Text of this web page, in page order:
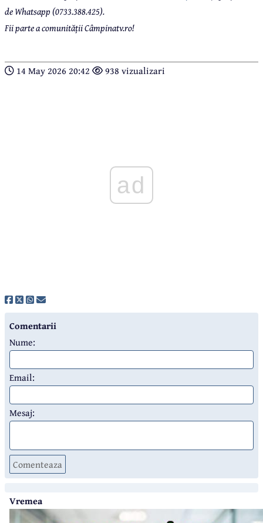
de Whatsapp (0733.388.425).
Fii parte a comunității Câmpinatv.ro!
14 May 2026 20:42 938 vizualizari
ad
Comentarii
Nume:
Email:
Mesaj:
Comenteaza
Vremea